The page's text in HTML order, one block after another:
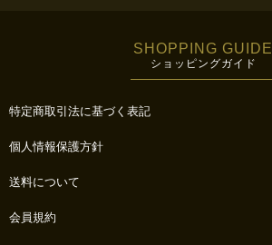
SHOPPING GUIDE
ショッピングガイド
特定商取引法に基づく表記
個人情報保護方針
送料について
会員規約